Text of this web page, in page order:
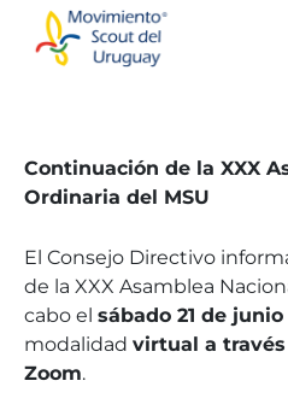
content
Continuación de la XXX
Ordinaria del MSU
El Consejo Directivo
de la XXX Asamblea
cabo el sábado 21 de
modalidad virtual a
Zoom.